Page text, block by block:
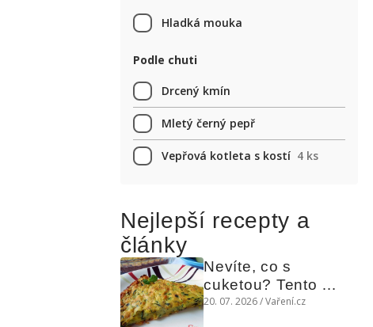
Hladká mouka
Podle chuti
Drcený kmín
Mletý černý pepř
Vepřová kotleta s kostí 4 ks
Nejlepší recepty a
články
Nevíte, co s
cuketou? Tento
levný slaný koláč
20. 07. 2026 / Vaření.cz